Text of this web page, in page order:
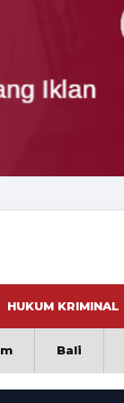
HUKUM KRIMINAL
Bali